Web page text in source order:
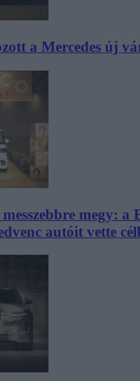
a Mercedes új
messzebbre megy: a
autóit vette